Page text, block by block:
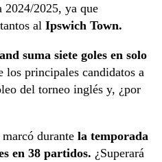
2024/2025, ya que
al Ipswich Town.
suma siete goles en solo
los principales candidatos a
del torneo inglés y, ¿por
durante la temporada
en 38 partidos. ¿Superará